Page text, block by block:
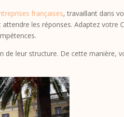
françaises, travaillant dans
les réponses. Adaptez votre
de leur structure. De cette manière,